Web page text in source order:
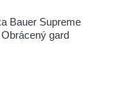
Bauer Supreme
gard